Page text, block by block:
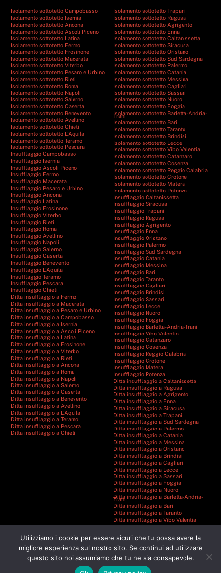
Isolamento sottotetto Campobasso
Isolamento sottotetto Isernia
Isolamento sottotetto Ancona
Isolamento sottotetto Ascoli Piceno
Isolamento sottotetto Latina
Isolamento sottotetto Fermo
Isolamento sottotetto Frosinone
Isolamento sottotetto Macerata
Isolamento sottotetto Viterbo
Isolamento sottotetto Pesaro e Urbino
Isolamento sottotetto Rieti
Isolamento sottotetto Roma
Isolamento sottotetto Napoli
Isolamento sottotetto Salerno
Isolamento sottotetto Caserta
Isolamento sottotetto Benevento
Isolamento sottotetto Avellino
Isolamento sottotetto Chieti
Isolamento sottotetto L’Aquila
Isolamento sottotetto Teramo
Isolamento sottotetto Pescara
Insufflaggio Campobasso
Insufflaggio Isernia
Insufflaggio Ascoli Piceno
Insufflaggio Fermo
Insufflaggio Macerata
Insufflaggio Pesaro e Urbino
Insufflaggio Ancona
Insufflaggio Latina
Insufflaggio Frosinone
Insufflaggio Viterbo
Insufflaggio Rieti
Insufflaggio Roma
Insufflaggio Avellino
Insufflaggio Napoli
Insufflaggio Salerno
Insufflaggio Caserta
Insufflaggio Benevento
Insufflaggio L’Aquila
Insufflaggio Teramo
Insufflaggio Pescara
Insufflaggio Chieti
Ditta insufflaggio a Fermo
Ditta insufflaggio a Macerata
Ditta insufflaggio a Pesaro e Urbino
Ditta insufflaggio a Campobasso
Ditta insufflaggio a Isernia
Ditta insufflaggio a Ascoli Piceno
Ditta insufflaggio a Latina
Ditta insufflaggio a Frosinone
Ditta insufflaggio a Viterbo
Ditta insufflaggio a Rieti
Ditta insufflaggio a Ancona
Ditta insufflaggio a Roma
Ditta insufflaggio a Napoli
Ditta insufflaggio a Salerno
Ditta insufflaggio a Caserta
Ditta insufflaggio a Benevento
Ditta insufflaggio a Avellino
Ditta insufflaggio a L’Aquila
Ditta insufflaggio a Teramo
Ditta insufflaggio a Pescara
Ditta insufflaggio a Chieti
Isolamento sottotetto Trapani
Isolamento sottotetto Ragusa
Isolamento sottotetto Agrigento
Isolamento sottotetto Enna
Isolamento sottotetto Caltanissetta
Isolamento sottotetto Siracusa
Isolamento sottotetto Oristano
Isolamento sottotetto Sud Sardegna
Isolamento sottotetto Palermo
Isolamento sottotetto Catania
Isolamento sottotetto Messina
Isolamento sottotetto Cagliari
Isolamento sottotetto Sassari
Isolamento sottotetto Nuoro
Isolamento sottotetto Foggia
Isolamento sottotetto Barletta-Andria-
Trani
Isolamento sottotetto Bari
Isolamento sottotetto Taranto
Isolamento sottotetto Brindisi
Isolamento sottotetto Lecce
Isolamento sottotetto Vibo Valentia
Isolamento sottotetto Catanzaro
Isolamento sottotetto Cosenza
Isolamento sottotetto Reggio Calabria
Isolamento sottotetto Crotone
Isolamento sottotetto Matera
Isolamento sottotetto Potenza
Insufflaggio Caltanissetta
Insufflaggio Siracusa
Insufflaggio Trapani
Insufflaggio Ragusa
Insufflaggio Agrigento
Insufflaggio Enna
Insufflaggio Oristano
Insufflaggio Palermo
Insufflaggio Sud Sardegna
Insufflaggio Catania
Insufflaggio Messina
Insufflaggio Bari
Insufflaggio Taranto
Insufflaggio Cagliari
Insufflaggio Brindisi
Insufflaggio Sassari
Insufflaggio Lecce
Insufflaggio Nuoro
Insufflaggio Foggia
Insufflaggio Barletta-Andria-Trani
Insufflaggio Vibo Valentia
Insufflaggio Catanzaro
Insufflaggio Cosenza
Insufflaggio Reggio Calabria
Insufflaggio Crotone
Insufflaggio Matera
Insufflaggio Potenza
Ditta insufflaggio a Caltanissetta
Ditta insufflaggio a Ragusa
Ditta insufflaggio a Agrigento
Ditta insufflaggio a Enna
Ditta insufflaggio a Siracusa
Ditta insufflaggio a Trapani
Ditta insufflaggio a Sud Sardegna
Ditta insufflaggio a Palermo
Ditta insufflaggio a Catania
Ditta insufflaggio a Messina
Ditta insufflaggio a Oristano
Ditta insufflaggio a Brindisi
Ditta insufflaggio a Cagliari
Ditta insufflaggio a Lecce
Ditta insufflaggio a Sassari
Ditta insufflaggio a Foggia
Ditta insufflaggio a Nuoro
Ditta insufflaggio a Barletta-Andria-
Trani
Ditta insufflaggio a Bari
Ditta insufflaggio a Taranto
Ditta insufflaggio a Vibo Valentia
Ditta insufflaggio a Matera
Ditta insufflaggio a Cosenza
Ditta insufflaggio a Reggio Calabria
Ditta insufflaggio a Potenza
Utilizziamo i cookie per essere sicuri che tu possa avere la
migliore esperienza sul nostro sito. Se continui ad utilizzare
questo sito noi assumiamo che tu ne sia consapevole.